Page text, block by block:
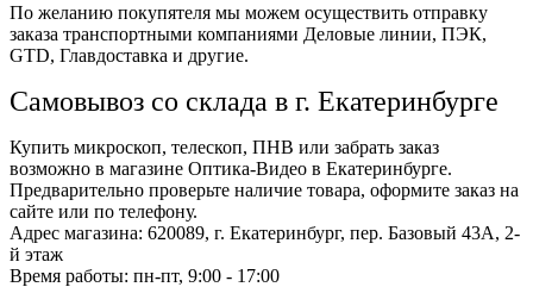
По желанию покупятеля мы можем осуществить отправку
заказа транспортными компаниями Деловые линии, ПЭК,
GTD, Главдоставка и другие.
Самовывоз со склада в г. Екатеринбурге
Купить микроскоп, телескоп, ПНВ или забрать заказ
возможно в магазине Оптика-Видео в Екатеринбурге.
Предварительно проверьте наличие товара, оформите заказ на
сайте или по телефону.
Адрес магазина: 620089, г. Екатеринбург, пер. Базовый 43А, 2-
й этаж
Время работы: пн-пт, 9:00 - 17:00